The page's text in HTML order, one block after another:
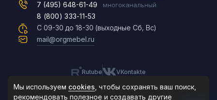
С 09-30 до 18-30 (выходные Сб, Вс)
7 (495) 648-61-49 многоканальный
8 (800) 333-11-53
mail@orgmebel.ru
Rutube VKontakte
Чат на сайте
8 (495) 183-47-87
По будням с 09:30 до 18:30
Мы используем cookies , чтобы сохранять ваш поиск,
рекомендовать полезное и создавать другие